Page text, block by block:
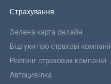
Страхування
Зелена карта онлайн
Відгуки про страхові компанії
Рейтинг страхових компаній
Автоцивілка